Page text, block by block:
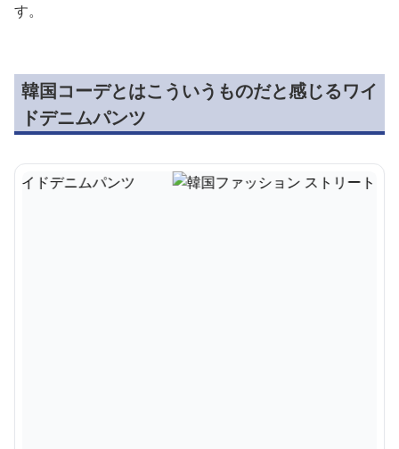
す。
韓国コーデとはこういうものだと感じるワイ
ドデニムパンツ